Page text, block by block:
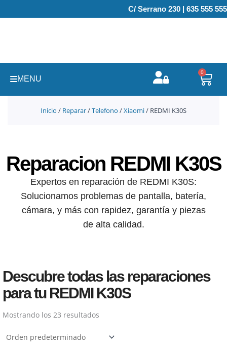
al
C/ Serrano 230 | 635 555 555
MENU
0
Inicio / Reparar/Telefono /Xiaomi/ REDMI K30S
Reparacion REDMI K30S
Expertos en reparación de REDMI K30S:
Solucionamos problemas de pantalla, batería,
cámara, y más con rapidez, garantía y piezas
de alta calidad.
Descubre todas las reparaciones
para tu REDMI K30S
Mostrando los 23 resultados